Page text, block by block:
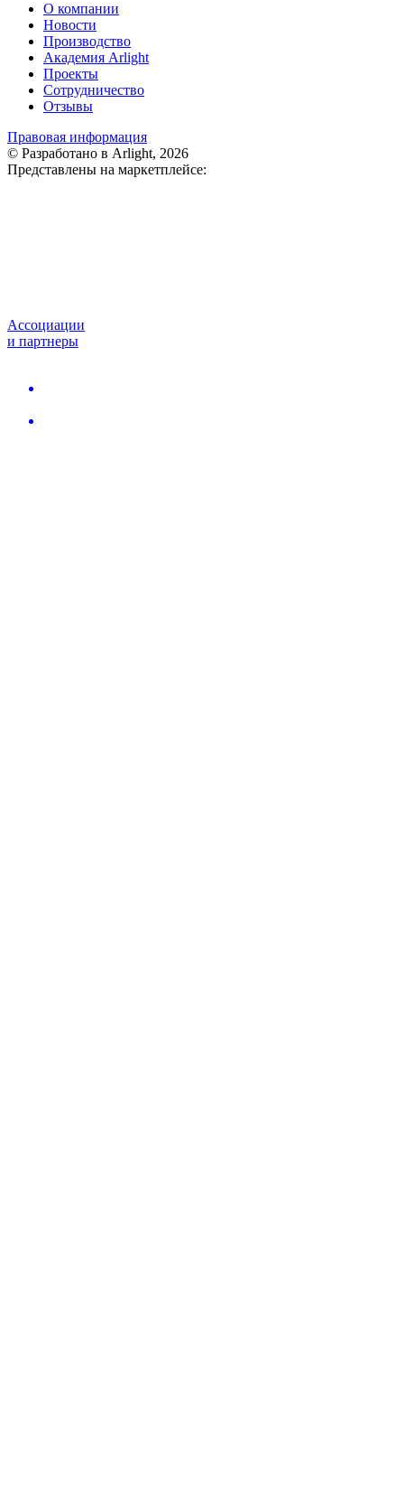
О компании
Новости
Производство
Академия Arlight
Проекты
Сотрудничество
Отзывы
Правовая информация
© Разработано в Arlight, 2026
Представлены на маркетплейсе:
Ассоциации
и партнеры